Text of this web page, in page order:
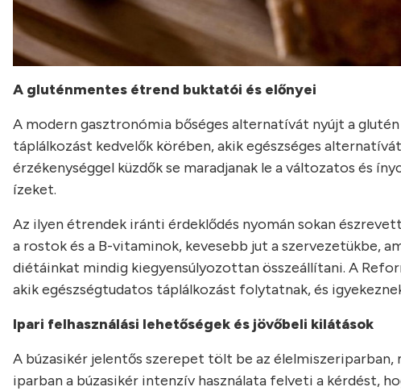
A gluténmentes étrend buktatói és előnyei
A modern gasztronómia bőséges alternatívát nyújt a
táplálkozást kedvelők körében, akik egészséges
érzékenységgel küzdők se maradjanak le a változatos és
ízeket.
Az ilyen étrendek iránti érdeklődés nyomán sokan
a rostok és a B-vitaminok, kevesebb jut a szervezetükbe,
diétáinkat mindig kiegyensúlyozottan összeállítani. A
akik egészségtudatos táplálkozást folytatnak, és
Ipari felhasználási lehetőségek és jövőbeli kilátások
A búzasikér jelentős szerepet tölt be az
iparban a búzasikér intenzív használata felveti a kérdést,